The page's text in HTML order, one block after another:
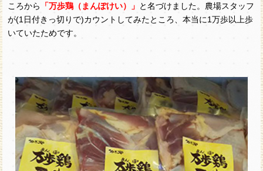
ころから
「万歩鶏（まんぽけい）」 と名づけました。農場スタッフ
が(1日付きっ切りで)カウントしてみたところ、本当に1万歩以上歩
いていたためです。